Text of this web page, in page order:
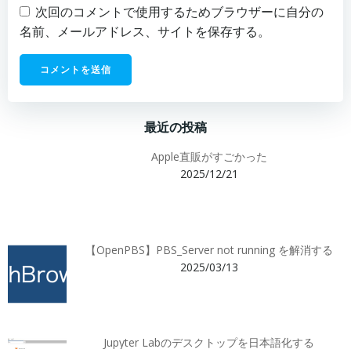
次回のコメントで使用するためブラウザーに自分の
名前、メールアドレス、サイトを保存する。
最近の投稿
Apple直販がすごかった
2025/12/21
【OpenPBS】PBS_Server not running を解消する
2025/03/13
Jupyter Labのデスクトップを日本語化する